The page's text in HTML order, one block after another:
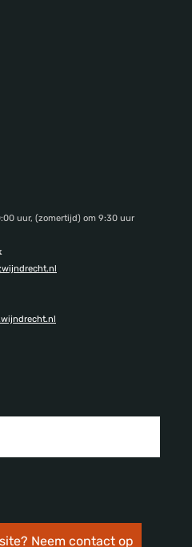
uur, (zomertijd) om 9:30 uur
Neem contact op